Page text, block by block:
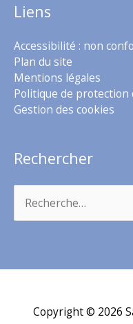
Liens
Accessibilité : non
Plan du site
Mentions légales
Politique de protection
Gestion des cookies
Rechercher
Copyright © 2026